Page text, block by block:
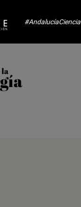
#AndalucíaCiencia